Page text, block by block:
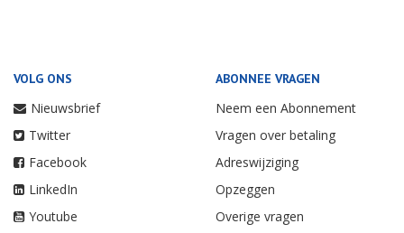
VOLG ONS
Nieuwsbrief
Twitter
Facebook
LinkedIn
Youtube
ABONNEE VRAGEN
Neem een Abonnement
Vragen over betaling
Adreswijziging
Opzeggen
Overige vragen